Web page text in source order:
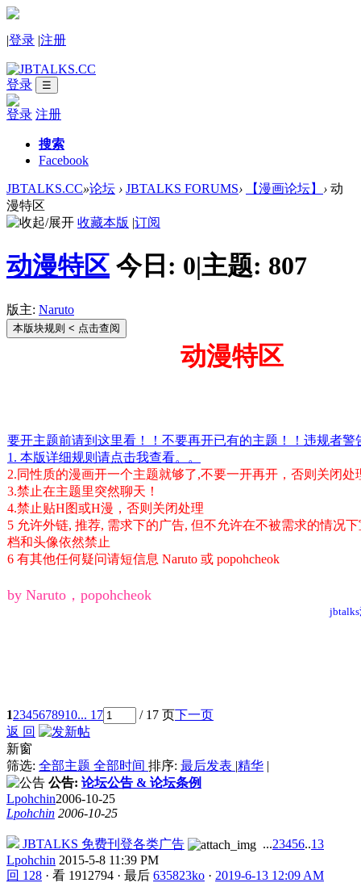
|登录 |注册
登录 ☰
登录 注册
搜索
Facebook
JBTALKS.CC»论坛 › JBTALKS FORUMS› 【漫画论坛】 › 动
漫特区
收藏本版 |订阅
动漫特区 今日: 0|主题: 807
版主: Naruto
本版块规则 < 点击查阅
动漫特区
要开主题前请到这里看！！不要再开已有的主题！！违规者警
1. 本版详细规则请点击我查看。。
2.同性质的漫画开一个主题就够了,不要一开再开，否则关闭处
3.禁止在主题里突然聊天！
4.禁止贴H图或H漫，否则关闭处理
5 允许外链, 推荐, 需求下的广告, 但不允许在不被需求的情况
档和头像依然禁止
6 有其他任何疑问请短信息 Naruto 或 popohcheok
by Naruto，popohcheok
12345678910... 17 / 17 页下一页
返 回
新窗
筛选: 全部主题 全部时间 排序: 最后发表 |精华 |
公告: 论坛公告 & 论坛条例
Lpohchin2006-10-25
Lpohchin 2006-10-25
JBTALKS 免费刊登各类广告 ...23456..13
Lpohchin 2015-5-8 11:39 PM
回 128 · 看 1912794 · 最后 635823ko · 2019-6-13 12:09 AM